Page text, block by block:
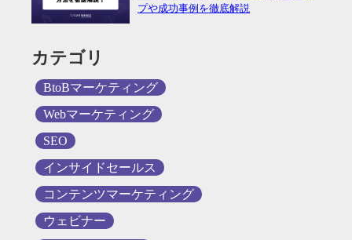
プや成功事例を徹底解説
カテゴリ
BtoBマーケティング
Webマーケティング
SEO
インサイドセールス
コンテンツマーケティング
ウェビナー